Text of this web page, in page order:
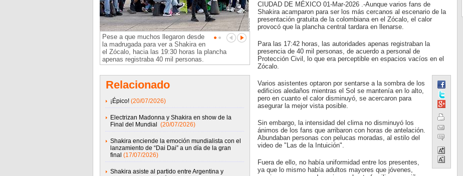
Pese a que muchos llegaron desde
la madrugada para ver a Shakira en
el Zócalo, hacia las 19:30 horas la plancha
apenas registraba 40 mil personas.
Relacionado
¡Épico! (20/07/2026)
Electrizan Madonna y Shakira en show de la
Final del Mundial
(20/07/2026)
Shakira enciende la emoción mundialista con el
lanzamiento de “Dai Dai” a un día de la gran
final (17/07/2026)
Shakira asiste al partido entre Argentina y
CIUDAD DE MÉXICO 01-Mar-2026 .-Aunque varios fans de
Shakira acamparon para ser los más cercanos al escenario de la
presentación gratuita de la colombiana en el Zócalo, el calor
provocó que la plancha central tardara en llenarse.
Para las 17:42 horas, las autoridades apenas registraban la
presencia de 40 mil personas, de acuerdo a personal de
Protección Civil, lo que era perceptible en espacios vacíos en el
Zócalo.
Varios asistentes optaron por sentarse a la sombra de los
edificios aledaños mientras el Sol se mantenía en lo alto,
pero en cuanto el calor disminuyó, se acercaron para
asegurar la mejor vista posible.
Sin embargo, la intensidad del clima no disminuyó los
ánimos de los fans que arribaron con horas de antelación.
Abundaban personas con pelucas moradas, al estilo del
video de "Las de la Intuición".
Fuera de ello, no había uniformidad entre los presentes,
ya que lo mismo había adultos mayores que jóvenes,